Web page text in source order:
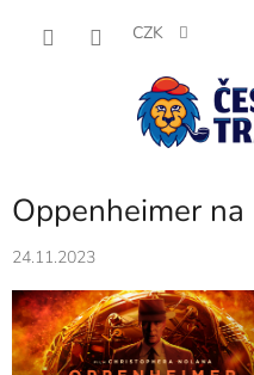
CZK
Oppenheimer na
24.11.2023